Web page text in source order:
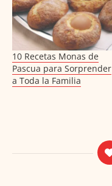
10 Recetas Monas de
Pascua para Sorprender
a Toda la Familia